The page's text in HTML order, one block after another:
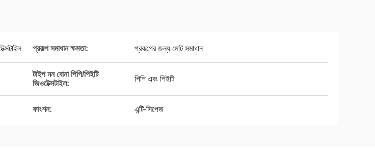
প্রকল্প সমাধান ক্ষমতা: প্রকল্পের জন্য মোট সমাধান
টাইপ নন বোনা পিপি/পিইটি
জিওটেক্সটাইল:
পিপি এবং পিইটি
ফাংশন: এন্টি-সিপেজ